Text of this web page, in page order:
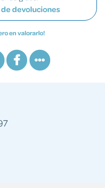
devoluciones
en valorarlo!